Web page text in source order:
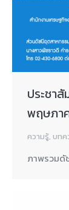
ประชา
พฤษภา
ความรู้, บทค
ภาพรวมดั